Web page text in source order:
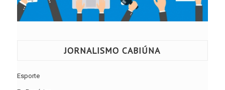
JORNALISMO CABIÚNA
Esporte